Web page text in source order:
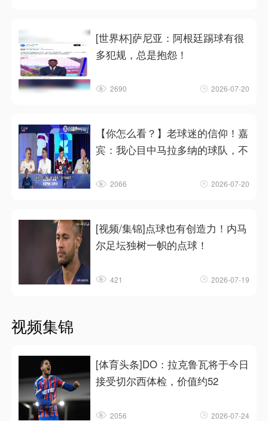
[世界杯]萨尼亚：阿根廷踢球有很
多犯规，总是抱怨！
2690 2026-07-20
【你怎么看？】老球迷的信仰！嘉
宾：我心目中马拉多纳的球队，不
2066 2026-07-20
[视频/集锦]点球也有创造力！内马
尔足坛独树一帜的点球！
421 2026-07-19
视频集锦
[体育头条]DO：拉克鲁瓦将于今日
接受切尔西体检，价值约52
2056 2026-07-24